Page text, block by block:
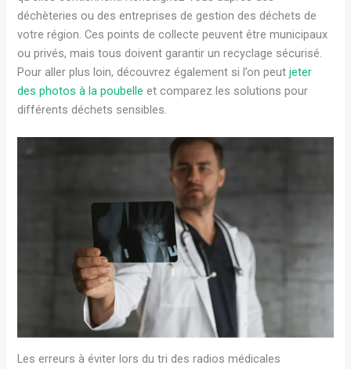
déchèteries ou des entreprises de gestion des déchets de
votre région. Ces points de collecte peuvent être municipaux
ou privés, mais tous doivent garantir un recyclage sécurisé.
Pour aller plus loin, découvrez également si l’on peutjeter
des photos à la poubelle et comparez les solutions pour
différents déchets sensibles.
Les erreurs à éviter lors du tri des radios médicales